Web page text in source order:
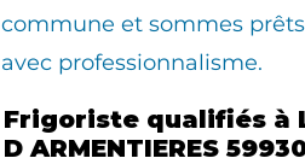
commune et sommes
avec professionnalisme.
Frigoriste qualifiés à
D ARMENTIERES